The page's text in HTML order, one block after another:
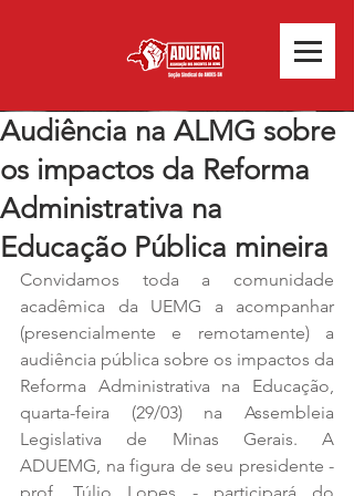
Audiência na ALMG sobre
os impactos da Reforma
Administrativa na
Educação Pública mineira
Convidamos toda a comunidade
acadêmica da UEMG a acompanhar
(presencialmente e remotamente) a
audiência pública sobre os impactos da
Reforma Administrativa na Educação,
quarta-feira (29/03) na Assembleia
Legislativa de Minas Gerais. A
ADUEMG, na figura de seu presidente -